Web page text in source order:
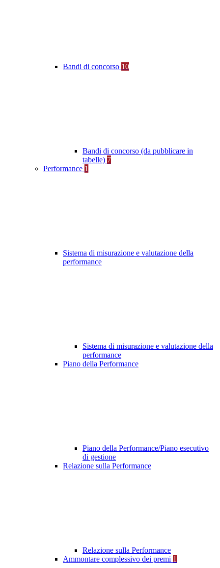
Bandi di concorso 10
Bandi di concorso (da pubblicare in
tabelle) 7
Performance 1
Sistema di misurazione e valutazione della
performance
Sistema di misurazione e valutazione della
performance
Piano della Performance
Piano della Performance/Piano esecutivo
di gestione
Relazione sulla Performance
Relazione sulla Performance
Ammontare complessivo dei premi 1